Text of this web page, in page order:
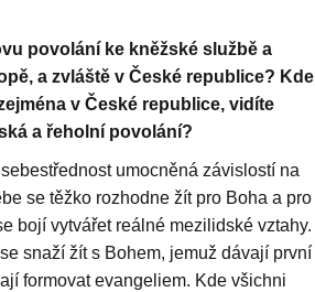
povolání ke kněžské službě a
a zvláště v České republice? Kde
v České republice, vidíte
a řeholní povolání?
umocněná závislostí na
se těžko rozhodne žít pro Boha a pro
bojí vytvářet reálné mezilidské vztahy.
snaží žít s Bohem, jemuž dávají první
formovat evangeliem. Kde všichni